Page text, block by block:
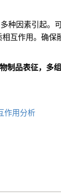
种因素引起。
互作用。确
制品表征，多
作用分析